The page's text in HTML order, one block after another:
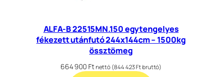
ALFA-B 22515MN.150 egytengelyes
fékezett utánfutó 244x144cm – 1500kg
össztömeg
664 900 Ft nettó (844 423Ft bruttó)